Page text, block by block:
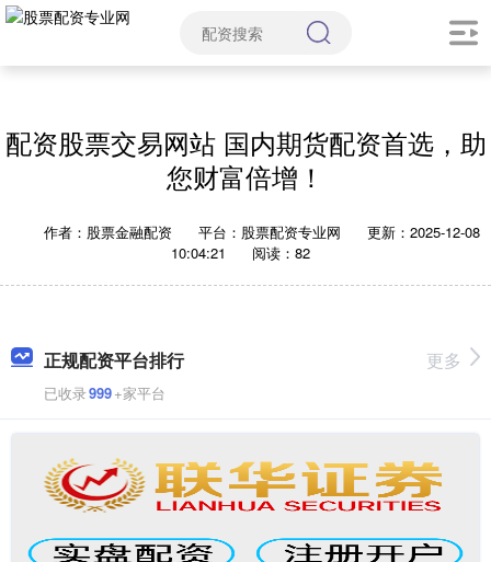
配资股票交易网站 国内期货配资首选，助
您财富倍增！
作者：股票金融配资 平台：股票配资专业网
更新：2025-12-08
10:04:21
阅读：82
正规配资平台排行
已收录999+家平台
更多